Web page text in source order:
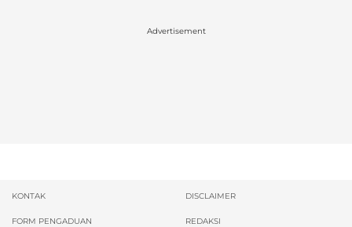
Advertisement
KONTAK DISCLAIMER
FORM PENGADUAN REDAKSI